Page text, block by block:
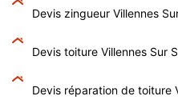
Devis zingueur Villennes
Devis toiture Villennes Sur
Devis réparation de toiture